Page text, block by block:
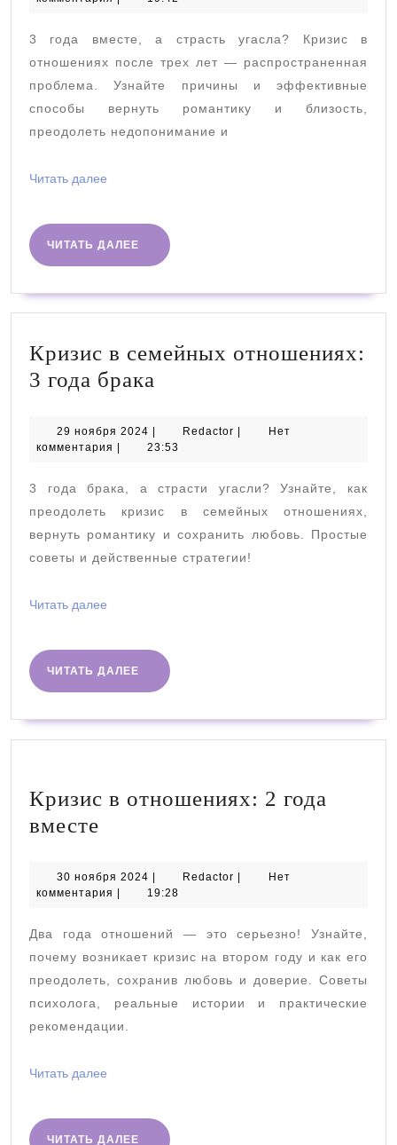
после
трех
лет
3 года вместе, а страсть угасла? Кризис в
отношениях после трех лет — распространенная
проблема. Узнайте причины и эффективные
способы вернуть романтику и близость,
преодолеть недопонимание и
Читать далее
ЧИТАТЬ ДАЛЕЕ
ЧИТАТЬ
ДАЛЕЕ
Кризис в семейных отношениях:
3 года брака
семейных
отношениях:
3
года
брака
29 ноября 2024 29
ноября
Redactor Redactor
Нет
комментария
23:53
3 года брака, а страсти угасли? Узнайте, как
преодолеть кризис в семейных отношениях,
вернуть романтику и сохранить любовь. Простые
советы и действенные стратегии!
Читать далее
ЧИТАТЬ ДАЛЕЕ
ЧИТАТЬ
ДАЛЕЕ
Кризис в отношениях: 2 года
вместе
отношениях:
2
года
вместе
30 ноября 2024 30
ноября
| Redactor Redactor
|
Нет
комментария | 19:28
Два года отношений — это серьезно! Узнайте,
почему возникает кризис на втором году и как его
преодолеть, сохранив любовь и доверие. Советы
психолога, реальные истории и практические
рекомендации.
Читать далее
ЧИТАТЬ ДАЛЕЕ
ЧИТАТЬ